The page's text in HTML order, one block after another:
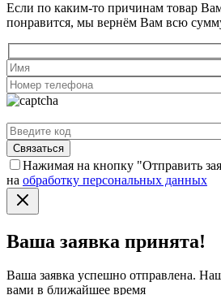
Если по каким-то причинам товар
понравится, мы вернём Вам всю
Нажимая на кнопку "Отправить
на обработку персональных данных
Ваша заявка принята!
Ваша заявка успешно отправлена.
вами в ближайшее время